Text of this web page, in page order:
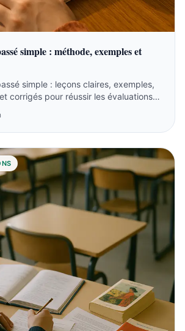
simple : méthode, exemples et
simple : leçons claires, exemples,
corrigés pour réussir les évaluations